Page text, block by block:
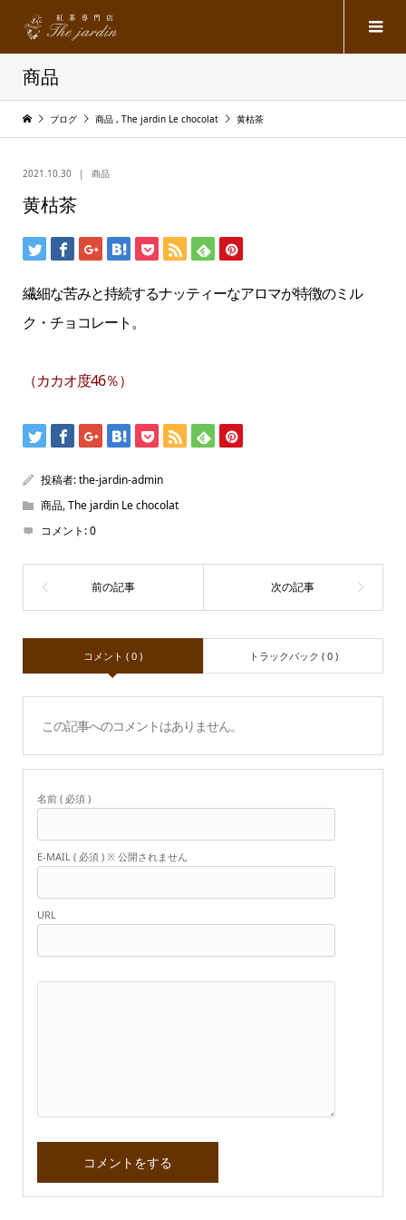
商品
ブログ 商品 , The jardin Le chocolat 黄枯茶
2021.10.30 商品
黄枯茶
繊細な苦みと持続するナッティーなアロマが特徴のミル
ク・チョコレート。
（カカオ度46％）
投稿者:the-jardin-admin
商品,The jardin Le chocolat
コメント:0
コメント ( 0 ) トラックバック ( 0 )
この記事へのコメントはありません。
名前 ( 必須 )
E-MAIL ( 必須 ) ※ 公開されません
URL